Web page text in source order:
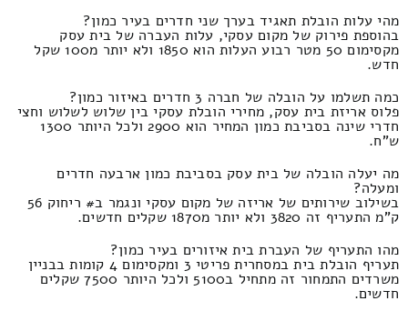
מהי עלות הובלת תאגיד בערך שני חדרים בעיר כמון?
בהוספת פירוק של מקום עסקי, עלות העברה של בית עסק
מקסימום 50 מטר רבוע העלות הוא 1850 ולא יותר מ100 שקל
חדש.
כמה תשלמו על הובלה של חברה 3 חדרים באיזור כמון?
פלוס אריזת בית עסק, מחירי הובלת עסקי בין שלוש לשלוש וחצי
חדרי שינה בסביבת כמון המחיר הוא 2900 ולכל היותר 1300
ש"ח.
מה יעלה הובלה של בית עסק בסביבת כמון ארבעה חדרים
ומעלה?
בשילוב שירותים של אריזה של מקום עסקי ונגמר ב# ריחוק 56
ק"מ התעריף זה 3820 ולא יותר מ1870 שקלים חדשים.
מהו התעריף של העברת בית איזורים בעיר כמון?
תעריף הובלת בית במסחרית פריטי 3 ומקסימום 4 קומות בבניין
משרדים התמחור זה מתחיל ב5100 ולכל היותר 7500 שקלים
חדשים.